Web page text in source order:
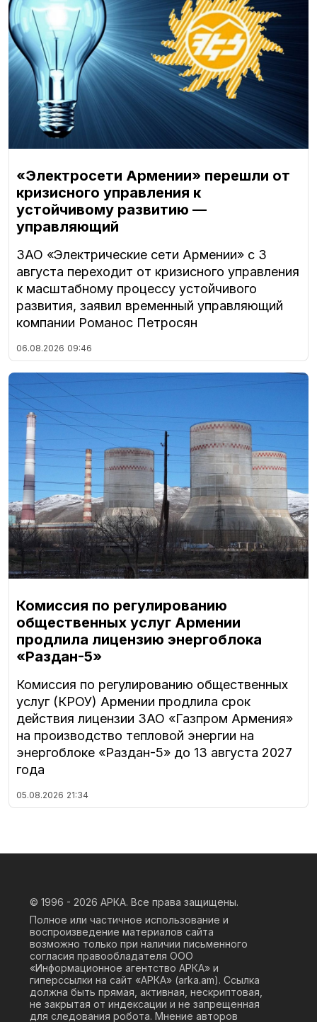
«Электросети Армении» перешли от
кризисного управления к
устойчивому развитию —
управляющий
ЗАО «Электрические сети Армении» с 3
августа переходит от кризисного управления
к масштабному процессу устойчивого
развития, заявил временный управляющий
компании Романос Петросян
06.08.2026 09:46
Комиссия по регулированию
общественных услуг Армении
продлила лицензию энергоблока
«Раздан-5»
Комиссия по регулированию общественных
услуг (КРОУ) Армении продлила срок
действия лицензии ЗАО «Газпром Армения»
на производство тепловой энергии на
энергоблоке «Раздан-5» до 13 августа 2027
года
05.08.2026 21:34
© 1996 - 2026 АРКА. Все права защищены.
Полное или частичное использование и
воспроизведение материалов сайта
возможно только при наличии письменного
согласия правообладателя ООО
«Информационное агентство АРКА» и
гиперссылки на сайт «АРКА» (arka.am). Ссылка
должна быть прямая, активная, нескриптовая,
не закрытая от индексации и не запрещенная
для следования робота. Мнение авторов